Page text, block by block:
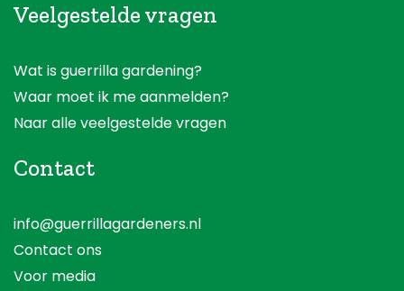
Veelgestelde vragen
Wat is guerrilla gardening?
Waar moet ik me aanmelden?
Naar alle veelgestelde vragen
Contact
info@guerrillagardeners.nl
Contact ons
Voor media